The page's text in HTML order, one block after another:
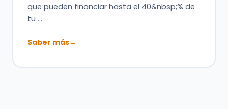
que pueden financiar hasta el 40&nbsp;% de
tu …
Saber más→